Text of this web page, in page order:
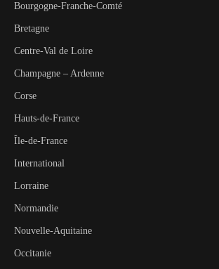
Bourgogne-Franche-Comté
Bretagne
Centre-Val de Loire
Champagne – Ardenne
Corse
Hauts-de-France
Île-de-France
International
Lorraine
Normandie
Nouvelle-Aquitaine
Occitanie